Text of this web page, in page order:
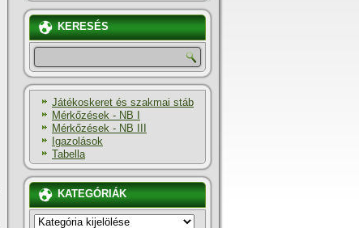
KERESÉS
Játékoskeret és szakmai stáb
Mérkőzések - NB I
Mérkőzések - NB III
Igazolások
Tabella
KATEGÓRIÁK
KATEGÓRIÁK